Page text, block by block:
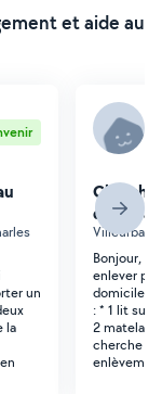
et aide au
un
la
Cherche
Bonjour,
enlever
domicile à
: * 1 lit
2 matelas,
cherche